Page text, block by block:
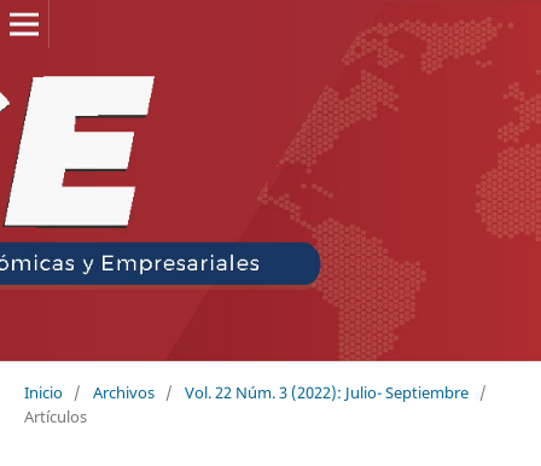
Inicio / Archivos / Vol. 22 Núm. 3 (2022): Julio- Septiembre /
Artículos